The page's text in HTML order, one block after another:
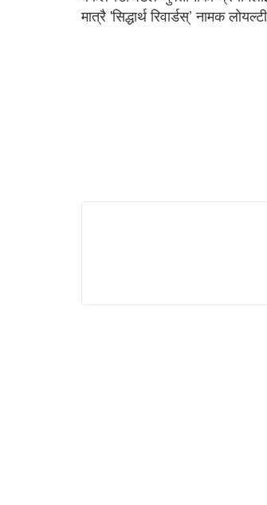
मात्रै 'सिद्धार्थ रिवार्डस्’ नामक